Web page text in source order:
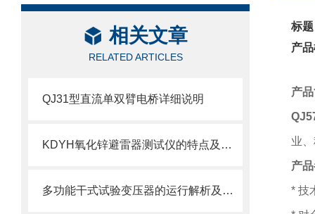
相关文章
RELATED ARTICLES
QJ31型直流单双臂电桥详细说明
KDYH氧化锌避雷器测试仪的特点及技术参数
多功能干式试验变压器的运行解析及使用寿命
标
产
产
业
产
* 技